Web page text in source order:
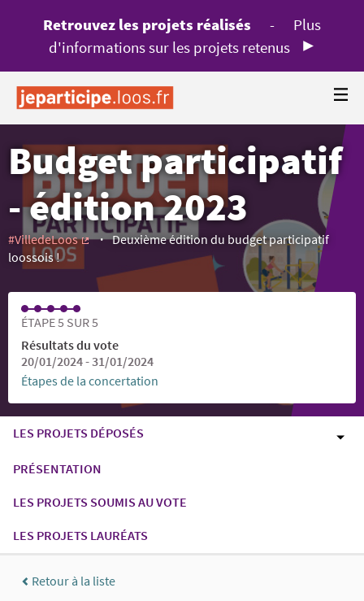
Retrouvez les projets réalisés -
Plus
d'informations sur les projets retenus
Budget participatif
- édition 2023
#VilledeLoos
Deuxième édition du budget participatif
loossois !
ÉTAPE 5 SUR 5
Résultats du vote
20/01/2024 - 31/01/2024
Étapes de la concertation
LES PROJETS DÉPOSÉS
PRÉSENTATION
LES PROJETS SOUMIS AU VOTE
LES PROJETS LAURÉATS
Retour à la liste